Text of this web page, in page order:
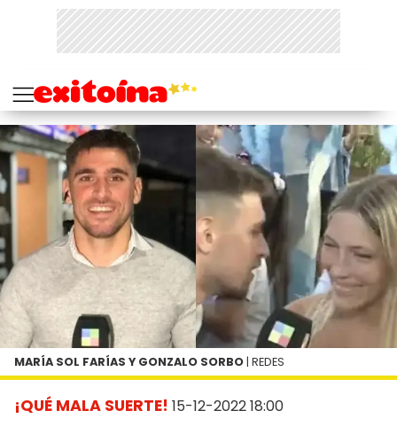
¡QUÉ MALA SUERTE! 15-12-2022 18:00
MARÍA SOL FARÍAS Y GONZALO SORBO | REDES